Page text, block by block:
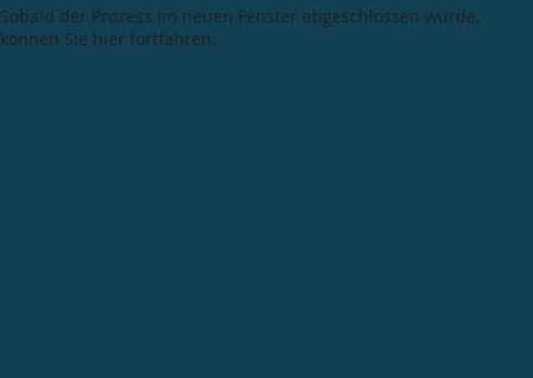
Sobald der Prozess im neuen Fenster abgeschlossen wurde,
können Sie hier fortfahren.